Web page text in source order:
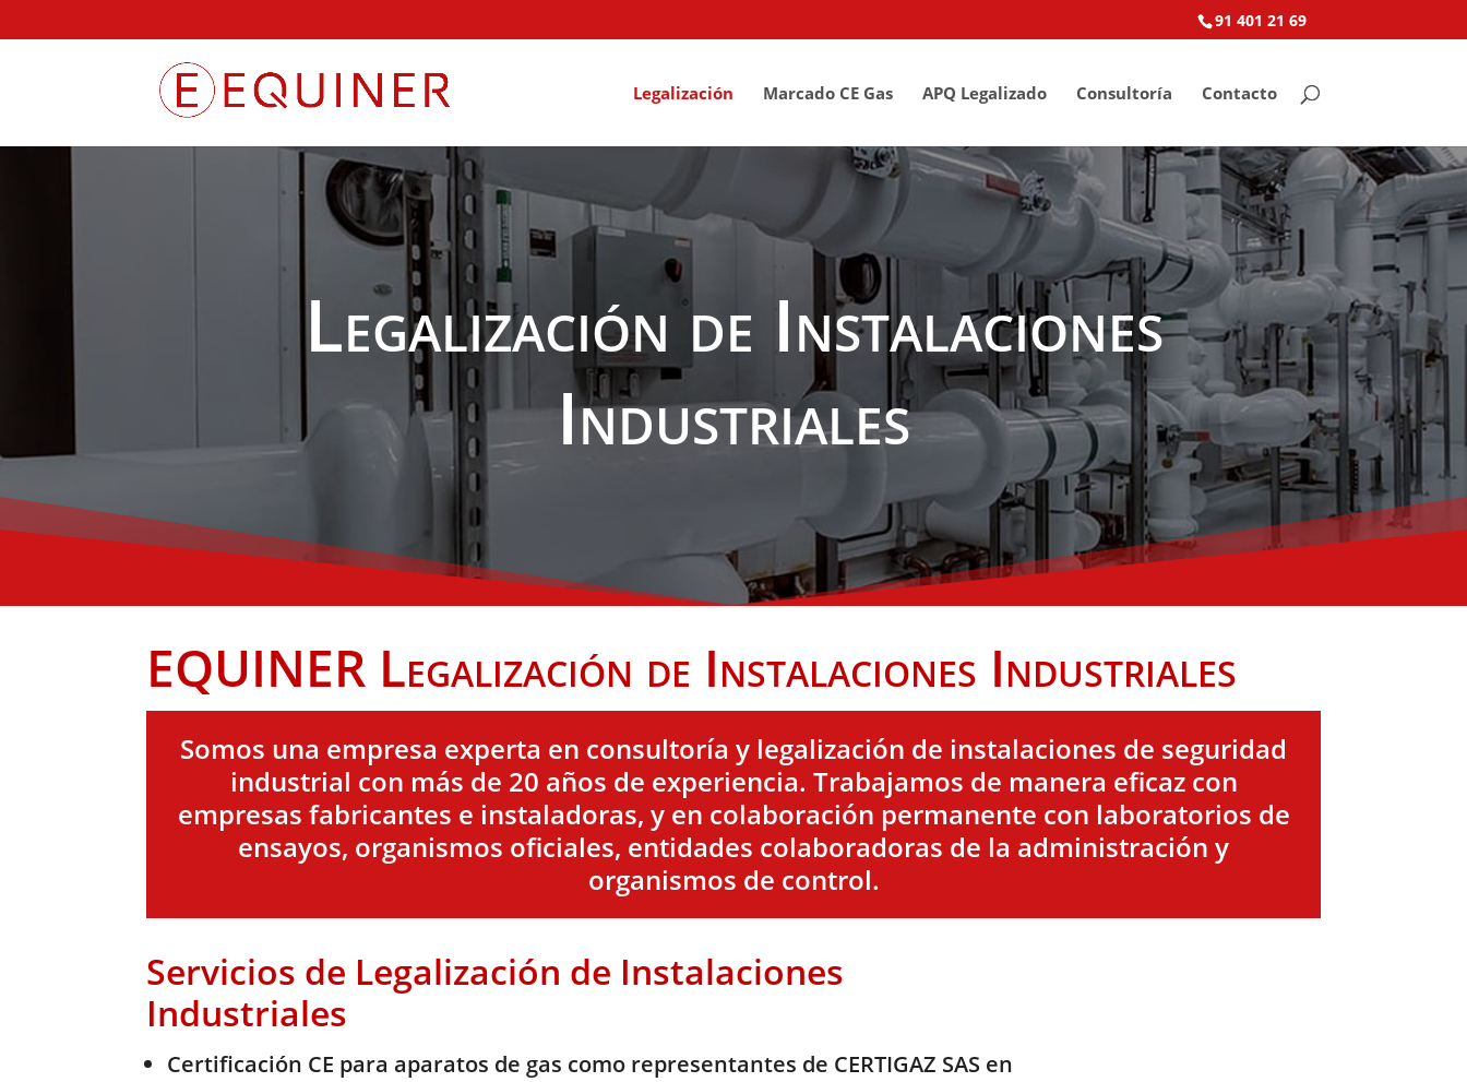
91 401 21 69
Legalización Marcado CE Gas APQ Legalizado Consultoría Contacto
Legalización de Instalaciones
Industriales
EQUINER Legalización de Instalaciones Industriales
Somos una empresa experta en consultoría y legalización de instalaciones de seguridad
industrial con más de 20 años de experiencia. Trabajamos de manera eficaz con
empresas fabricantes e instaladoras, y en colaboración permanente con laboratorios de
ensayos, organismos oficiales, entidades colaboradoras de la administración y
organismos de control.
Servicios de Legalización de Instalaciones
Industriales
Certificación CE para aparatos de gas como representantes de CERTIGAZ SAS en